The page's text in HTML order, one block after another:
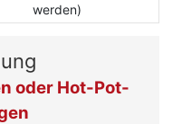
werden)
oder Hot-Pot-